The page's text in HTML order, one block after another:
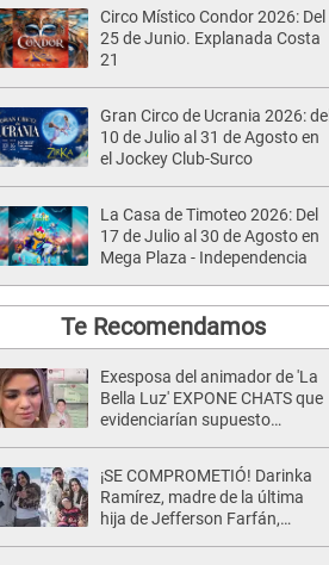
Circo Místico Condor 2026: Del
25 de Junio. Explanada Costa
21
Gran Circo de Ucrania 2026: del
10 de Julio al 31 de Agosto en
el Jockey Club-Surco
La Casa de Timoteo 2026: Del
17 de Julio al 30 de Agosto en
Mega Plaza - Independencia
Te Recomendamos
Exesposa del animador de 'La
Bella Luz' EXPONE CHATS que
evidenciarían supuesto
Saldaña, pese a tener pareja
¡SE COMPROMETIÓ! Darinka
Ramírez, madre de la última
hija de Jefferson Farfán,